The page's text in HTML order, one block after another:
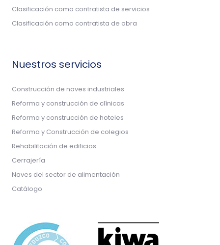
Clasificación como contratista de servicios
Clasificación como contratista de obra
Nuestros servicios
Construcción de naves industriales
Reforma y construcción de clínicas
Reforma y construcción de hoteles
Reforma y Construcción de colegios
Rehabilitación de edificios
Cerrajería
Naves del sector de alimentación
Catálogo